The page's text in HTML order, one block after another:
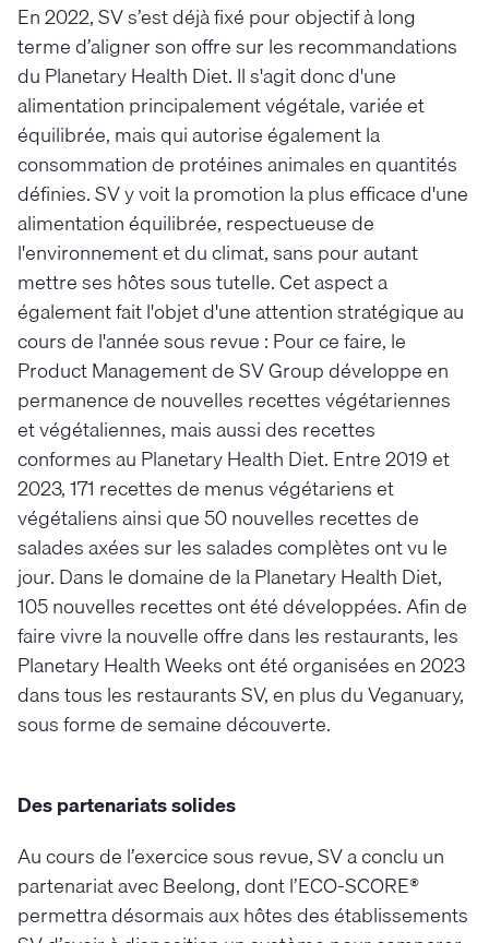
En 2022, SV s’est déjà fixé pour objectif à long
terme d’aligner son offre sur les recommandations
du Planetary Health Diet. Il s'agit donc d'une
alimentation principalement végétale, variée et
équilibrée, mais qui autorise également la
consommation de protéines animales en quantités
définies. SV y voit la promotion la plus efficace d'une
alimentation équilibrée, respectueuse de
l'environnement et du climat, sans pour autant
mettre ses hôtes sous tutelle. Cet aspect a
également fait l'objet d'une attention stratégique au
cours de l'année sous revue : Pour ce faire, le
Product Management de SV Group développe en
permanence de nouvelles recettes végétariennes
et végétaliennes, mais aussi des recettes
conformes au Planetary Health Diet. Entre 2019 et
2023, 171 recettes de menus végétariens et
végétaliens ainsi que 50 nouvelles recettes de
salades axées sur les salades complètes ont vu le
jour. Dans le domaine de la Planetary Health Diet,
105 nouvelles recettes ont été développées. Afin de
faire vivre la nouvelle offre dans les restaurants, les
Planetary Health Weeks ont été organisées en 2023
dans tous les restaurants SV, en plus du Veganuary,
sous forme de semaine découverte.
Des partenariats solides
Au cours de l’exercice sous revue, SV a conclu un
partenariat avec Beelong, dont l’ECO-SCORE®
permettra désormais aux hôtes des établissements